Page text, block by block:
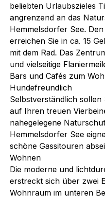
beliebten Urlaubszieles
angrenzend an das
Hemmelsdorfer See.
erreichen Sie in ca. 15
mit dem Rad. Das
und vielseitige
Bars und Cafés zum
Hundefreundlich
Selbstverständlich
auf Ihren treuen
nahegelegene
Hemmelsdorfer See
schöne Gassitouren
Wohnen
Die moderne und
erstreckt sich über zwei
Wohnraum im unteren